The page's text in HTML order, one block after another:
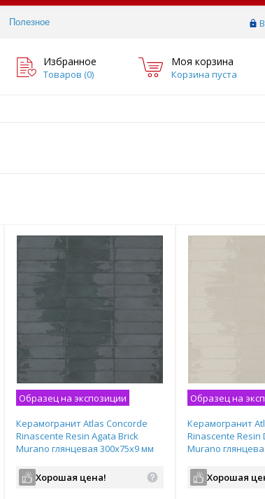
Полезное
Избранное
Товаров (0)
Моя корзина
Корзина пуста
Образец на экспозиции
Керамогранит Atlas Concorde
Rinascente Resin Agata Brick
Murano глянцевая 300х75х9 мм
Хорошая цена!
Образец на
Керамогранит
Rinascente Resin
Murano
Хорошая